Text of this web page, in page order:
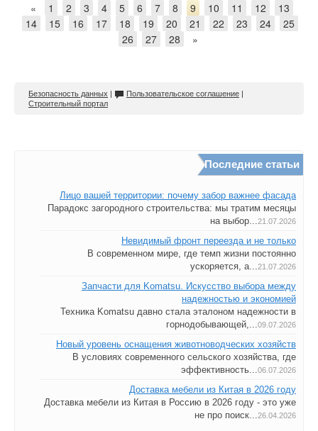
« 1 2 3 4 5 6 7 8 9 10 11 12
13
14
15 16 17 18 19 20 21 22 23 24
25
26
27 28 »
Безопасность данных | Пользовательское соглашение |
Строительный портал
Последние статьи
Лицо вашей территории: почему забор важнее фасада
Парадокс загородного строительства: мы тратим месяцы
на выбор...21.07.2026
Невидимый фронт переезда и не только
В современном мире, где темп жизни постоянно
ускоряется, а...21.07.2026
Запчасти для Komatsu. Искусство выбора между
надежностью и экономией
Техника Komatsu давно стала эталоном надежности в
горнодобывающей,...09.07.2026
Новый уровень оснащения животноводческих хозяйств
В условиях современного сельского хозяйства, где
эффективность...06.07.2026
Доставка мебели из Китая в 2026 году
Доставка мебели из Китая в Россию в 2026 году - это уже
не про поиск...26.04.2026